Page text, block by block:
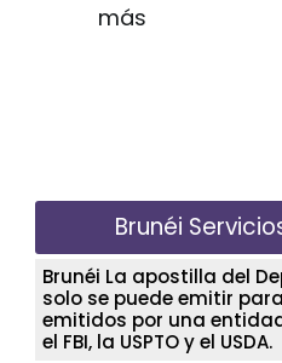
más
Brunéi
Brunéi La apostilla del
solo se puede emitir
emitidos por una
el FBI, la USPTO y el USDA.